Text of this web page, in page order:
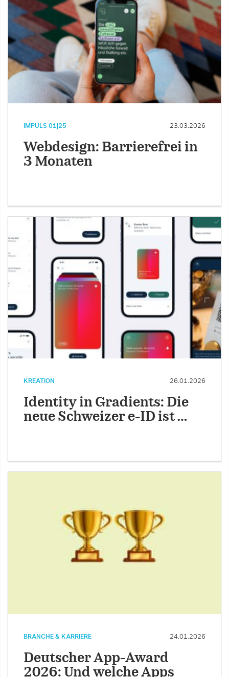
IMPULS 01|25 23.03.2026
Webdesign: Barrierefrei in
3 Monaten
KREATION 26.01.2026
Identity in Gradients: Die
neue Schweizer e-ID ist …
BRANCHE & KARRIERE 24.01.2026
Deutscher App-Award
2026: Und welche Apps